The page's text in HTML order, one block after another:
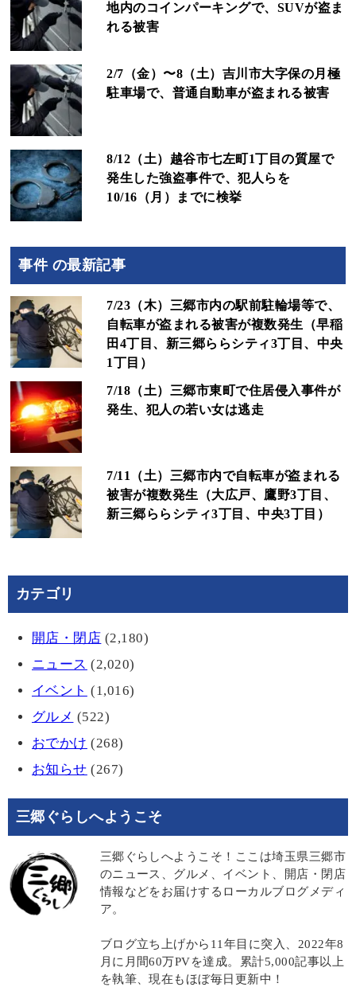
地内のコインパーキングで、SUVが盗ま
れる被害
2/7（金）〜8（土）吉川市大字保の月極
駐車場で、普通自動車が盗まれる被害
8/12（土）越谷市七左町1丁目の質屋で
発生した強盗事件で、犯人らを
10/16（月）までに検挙
事件 の最新記事
7/23（木）三郷市内の駅前駐輪場等で、
自転車が盗まれる被害が複数発生（早稲
田4丁目、新三郷ららシティ3丁目、中央
1丁目）
7/18（土）三郷市東町で住居侵入事件が
発生、犯人の若い女は逃走
7/11（土）三郷市内で自転車が盗まれる
被害が複数発生（大広戸、鷹野3丁目、
新三郷ららシティ3丁目、中央3丁目）
カテゴリ
開店・閉店 (2,180)
ニュース (2,020)
イベント (1,016)
グルメ (522)
おでかけ (268)
お知らせ (267)
三郷ぐらしへようこそ
三郷ぐらしへようこそ！ここは埼玉県三郷市
のニュース、グルメ、イベント、開店・閉店
情報などをお届けするローカルブログメディ
ア。
ブログ立ち上げから11年目に突入、2022年8
月に月間60万PVを達成。累計5,000記事以上
を執筆、現在もほぼ毎日更新中！